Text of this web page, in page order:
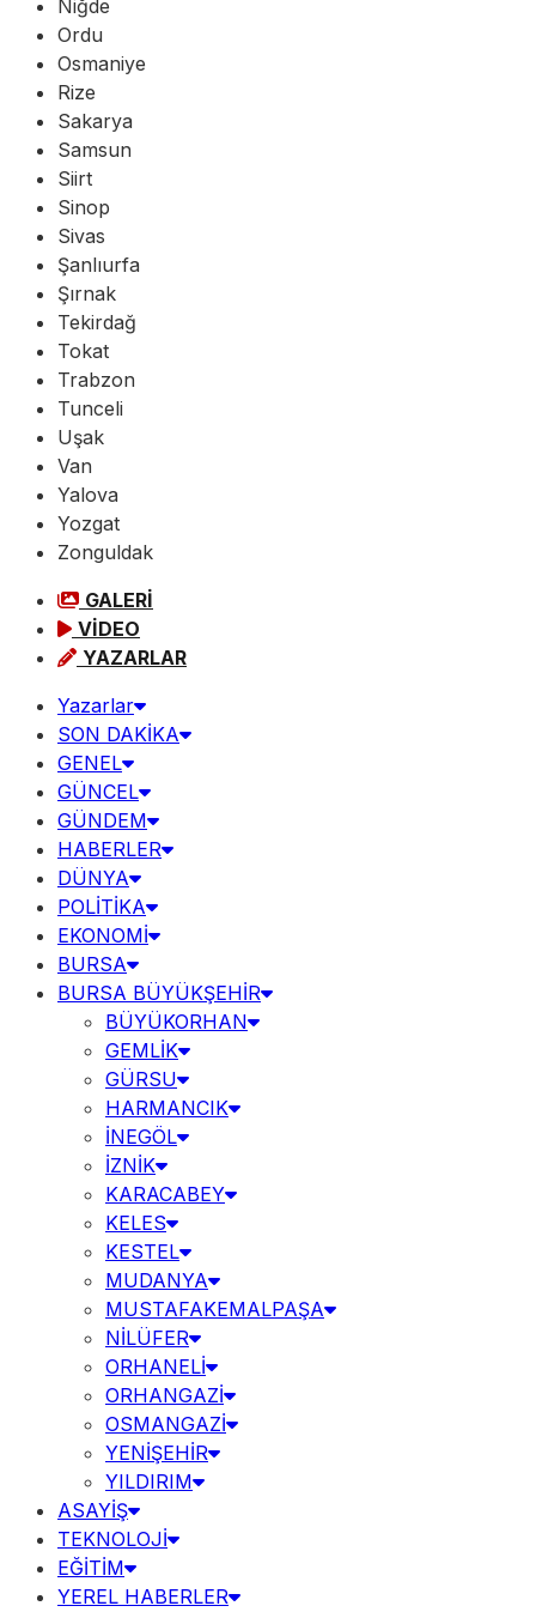
Niğde
Ordu
Osmaniye
Rize
Sakarya
Samsun
Siirt
Sinop
Sivas
Şanlıurfa
Şırnak
Tekirdağ
Tokat
Trabzon
Tunceli
Uşak
Van
Yalova
Yozgat
Zonguldak
GALERİ
VİDEO
YAZARLAR
Yazarlar
SON DAKİKA
GENEL
GÜNCEL
GÜNDEM
HABERLER
DÜNYA
POLİTİKA
EKONOMİ
BURSA
BURSA BÜYÜKŞEHİR
BÜYÜKORHAN
GEMLİK
GÜRSU
HARMANCIK
İNEGÖL
İZNİK
KARACABEY
KELES
KESTEL
MUDANYA
MUSTAFAKEMALPAŞA
NİLÜFER
ORHANELİ
ORHANGAZİ
OSMANGAZİ
YENİŞEHİR
YILDIRIM
ASAYİŞ
TEKNOLOJİ
EĞİTİM
YEREL HABERLER